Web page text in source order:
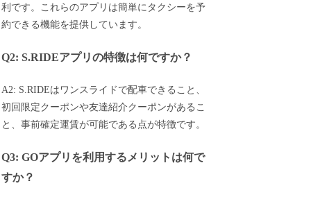
利です。これらのアプリは簡単にタクシーを予
約できる機能を提供しています。
Q2: S.RIDEアプリの特徴は何ですか？
A2: S.RIDEはワンスライドで配車できること、
初回限定クーポンや友達紹介クーポンがあるこ
と、事前確定運賃が可能である点が特徴です。
Q3: GOアプリを利用するメリットは何で
すか？